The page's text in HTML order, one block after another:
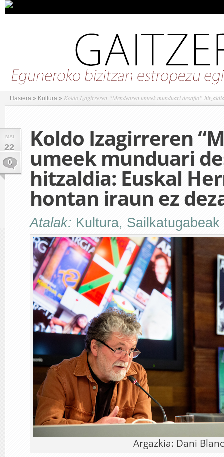
Hasiera » Kultura » Koldo Izagirreren “Mendearen umeek munduari desafio”
MAI
22
0
Koldo Izagirreren
umeek munduari
hitzaldia: Euskal
hontan iraun ez
Atalak: Kultura, Sailkatugabeak
Argazkia: Dani